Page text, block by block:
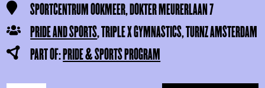
SPORTCENTRUM OOKMEER, DOKTER MEURERLAAN 7
PRIDE AND SPORTS, TRIPLE X GYMNASTICS, TURNZ AMSTERDAM
PART OF:PRIDE & SPORTS PROGRAM